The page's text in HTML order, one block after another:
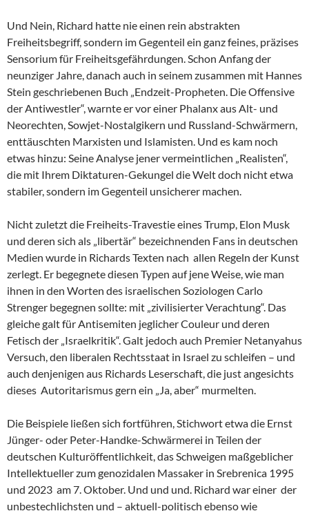
Und Nein, Richard hatte nie einen rein abstrakten
Freiheitsbegriff, sondern im Gegenteil ein ganz feines, präzises
Sensorium für Freiheitsgefährdungen. Schon Anfang der
neunziger Jahre, danach auch in seinem zusammen mit Hannes
Stein geschriebenen Buch „Endzeit-Propheten. Die Offensive
der Antiwestler“, warnte er vor einer Phalanx aus Alt- und
Neorechten, Sowjet-Nostalgikern und Russland-Schwärmern,
enttäuschten Marxisten und Islamisten. Und es kam noch
etwas hinzu: Seine Analyse jener vermeintlichen „Realisten“,
die mit Ihrem Diktaturen-Gekungel die Welt doch nicht etwa
stabiler, sondern im Gegenteil unsicherer machen.
Nicht zuletzt die Freiheits-Travestie eines Trump, Elon Musk
und deren sich als „libertär“ bezeichnenden Fans in deutschen
Medien wurde in Richards Texten nach allen Regeln der Kunst
zerlegt. Er begegnete diesen Typen auf jene Weise, wie man
ihnen in den Worten des israelischen Soziologen Carlo
Strenger begegnen sollte: mit „zivilisierter Verachtung“. Das
gleiche galt für Antisemiten jeglicher Couleur und deren
Fetisch der „Israelkritik“. Galt jedoch auch Premier Netanyahus
Versuch, den liberalen Rechtsstaat in Israel zu schleifen – und
auch denjenigen aus Richards Leserschaft, die just angesichts
dieses Autoritarismus gern ein „Ja, aber“ murmelten.
Die Beispiele ließen sich fortführen, Stichwort etwa die Ernst
Jünger- oder Peter-Handke-Schwärmerei in Teilen der
deutschen Kulturöffentlichkeit, das Schweigen maßgeblicher
Intellektueller zum genozidalen Massaker in Srebrenica 1995
und 2023 am 7. Oktober. Und und und. Richard war einer der
unbestechlichsten und – aktuell-politisch ebenso wie